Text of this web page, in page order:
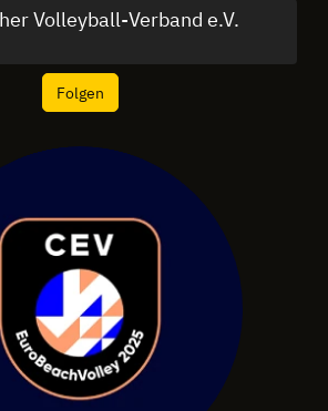
Volleyball-Verband e.V.
Folgen